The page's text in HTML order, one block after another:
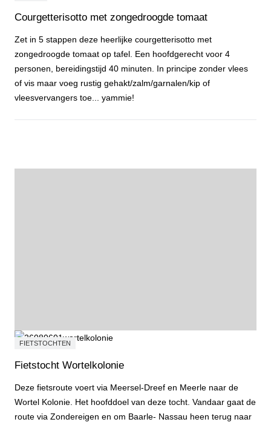
Courgetterisotto met zongedroogde tomaat
Zet in 5 stappen deze heerlijke courgetterisotto met
zongedroogde tomaat op tafel. Een hoofdgerecht voor 4
personen, bereidingstijd 40 minuten. In principe zonder vlees
of vis maar voeg rustig gehakt/zalm/garnalen/kip of
vleesvervangers toe... yammie!
FIETSTOCHTEN
Fietstocht Wortelkolonie
Deze fietsroute voert via Meersel-Dreef en Meerle naar de
Wortel Kolonie. Het hoofddoel van deze tocht. Vandaar gaat de
route via Zondereigen en om Baarle- Nassau heen terug naar